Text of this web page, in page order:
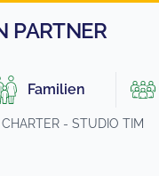
PARTNER
Familien
- STUDIO TIM